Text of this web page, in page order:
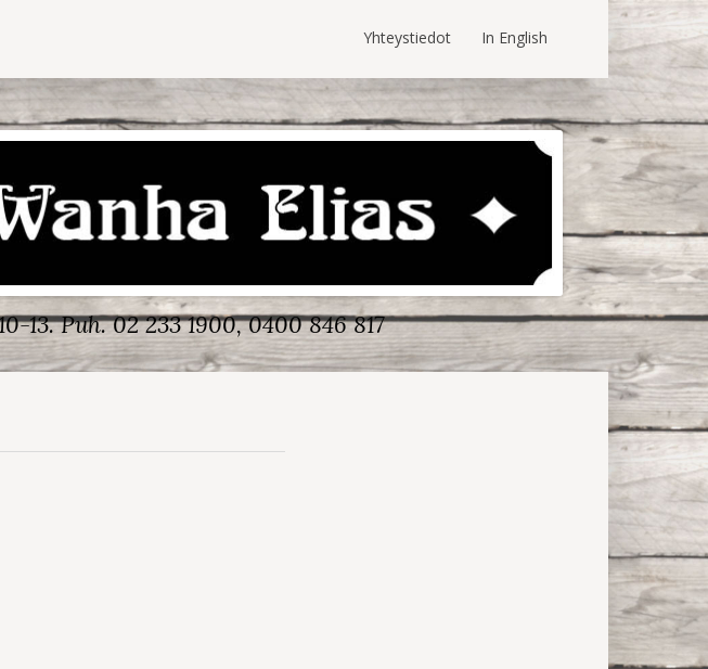
In English
Yhteystiedot
13.Puh. 02 233 1900, 0400 846 817